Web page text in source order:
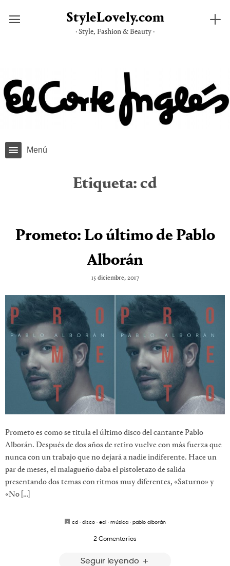
contenido
StyleLovely.com
· Style, Fashion & Beauty ·
Menú
Etiqueta: cd
Prometo: Lo último de Pablo
Alborán
15 diciembre, 2017
Prometo es como se titula el último disco del cantante Pablo
Alborán. Después de dos años de retiro vuelve con más fuerza que
nunca con un trabajo que no dejará a nadie indiferente. Hace un
par de meses, el malagueño daba el pistoletazo de salida
presentando dos temas con ritmos muy diferentes, «Saturno» y
«No […]
cd · disco · eci · música · pablo alborán
2 Comentarios
Seguir leyendo